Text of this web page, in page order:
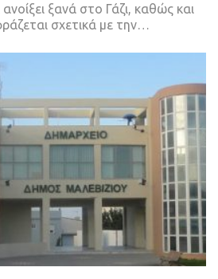
ξανά στο Γάζι, καθώς και
σχετικά με την…